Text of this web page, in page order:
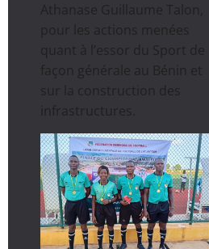
Athanase Guillaume Talon,
pour les actions menées
quant à l’essor du Sport de
façon générale au Bénin et
sur la construction des
infrastructures.